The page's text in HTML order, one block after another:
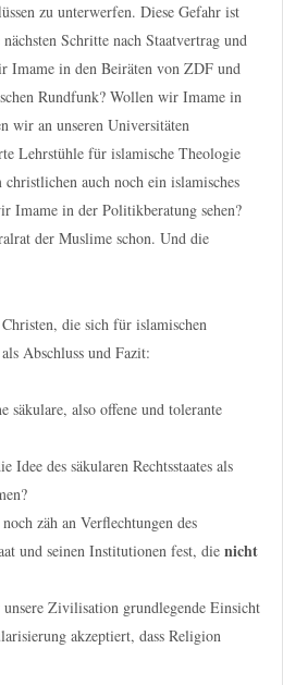
zu unterwerfen. Diese Gefahr ist
Schritte nach Staatvertrag und
Imame in den Beiräten von ZDF und
Rundfunk? Wollen wir Imame in
wir an unseren Universitäten
Lehrstühle für islamische Theologie
auch noch ein islamisches
Imame in der Politikberatung sehen?
der Muslime schon. Und die
die sich für islamischen
Abschluss und Fazit:
säkulare, also offene und tolerante
Idee des säkularen Rechtsstaates als
zäh an Verflechtungen des
und seinen Institutionen fest, die nicht
Zivilisation grundlegende Einsicht
akzeptiert, dass Religion